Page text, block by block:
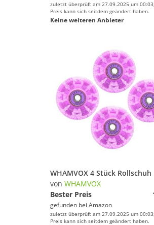
zuletzt überprüft am 27.09.2025 um
Preis kann sich seitdem geändert haben.
Keine weiteren Anbieter
von WHAMVOX
Bester Preis
gefunden bei Amazon
zuletzt überprüft am 27.09.2025 um
Preis kann sich seitdem geändert haben.